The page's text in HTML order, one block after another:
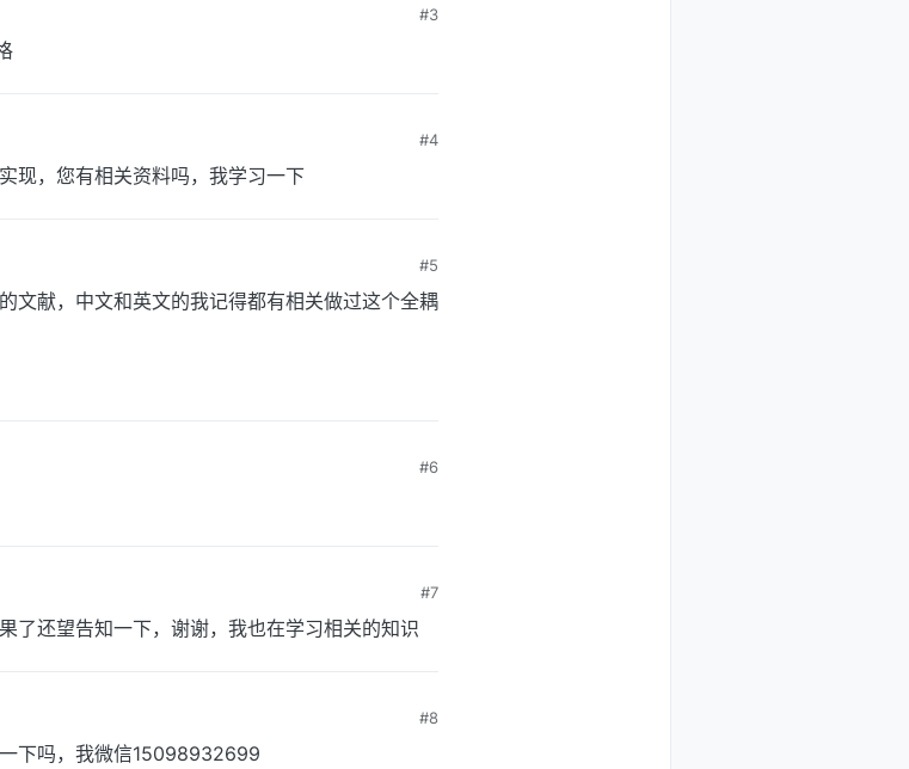
#3
#4
现，您有相关资料吗，我学习一下
#5
文献，中文和英文的我记得都有相关做过这个全耦
#6
#7
了还望告知一下，谢谢，我也在学习相关的知识
#8
下吗，我微信15098932699